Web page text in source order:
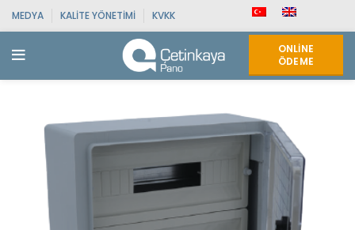
MEDYA KALITE YÖNETIMI KVKK
ONLINE
ÖDEME